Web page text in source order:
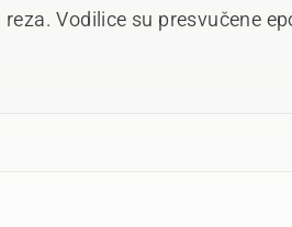
Vodilice su presvučene